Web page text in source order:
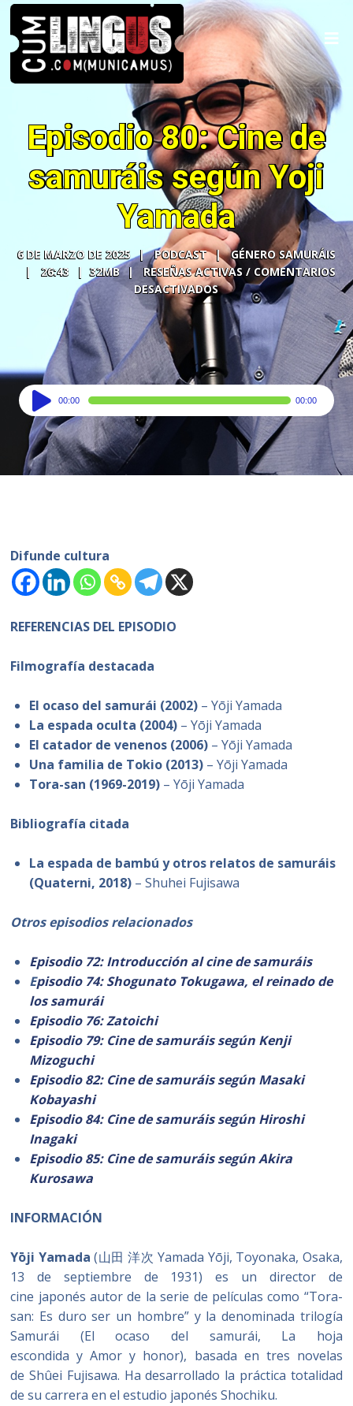
Episodio 80: Cine de
samuráis según Yoji
Yamada
6 DE MARZO DE 2025 PODCAST
GÉNERO SAMURÁIS
26:43
32MB
COMENTARIOS
DESACTIVADOS
Audio
Player
00:00 00:00
Difunde cultura
REFERENCIAS DEL EPISODIO
Filmografía destacada
El ocaso del samurái (2002) – Yōji Yamada
La espada oculta (2004) – Yōji Yamada
El catador de venenos (2006) – Yōji Yamada
Una familia de Tokio (2013) – Yōji Yamada
Tora-san (1969-2019) – Yōji Yamada
Bibliografía citada
La espada de bambú y otros relatos de samuráis
(Quaterni, 2018) – Shuhei Fujisawa
Otros episodios relacionados
Episodio 72: Introducción al cine de samuráis
Episodio 74: Shogunato Tokugawa, el reinado de
los samurái
Episodio 76: Zatoichi
Episodio 79: Cine de samuráis según Kenji
Mizoguchi
Episodio 82: Cine de samuráis según Masaki
Kobayashi
Episodio 84: Cine de samuráis según Hiroshi
Inagaki
Episodio 85: Cine de samuráis según Akira
Kurosawa
INFORMACIÓN
Yōji Yamada (山田 洋次 Yamada Yōji, Toyonaka, Osaka,
13 de septiembre de 1931) es un director de
cine japonés autor de la serie de películas como “Tora-
san: Es duro ser un hombre” y la denominada trilogía
Samurái (El ocaso del samurái, La hoja
escondida y Amor y honor), basada en tres novelas
de Shûei Fujisawa. Ha desarrollado la práctica totalidad
de su carrera en el estudio japonés Shochiku.